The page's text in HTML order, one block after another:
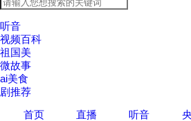
听音
视频百科
祖国美
微故事
ai美食
剧推荐
首页
直播 听音